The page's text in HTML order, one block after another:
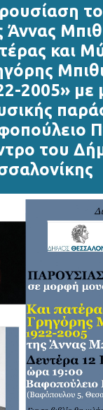
Άννας
και
2005» με
του